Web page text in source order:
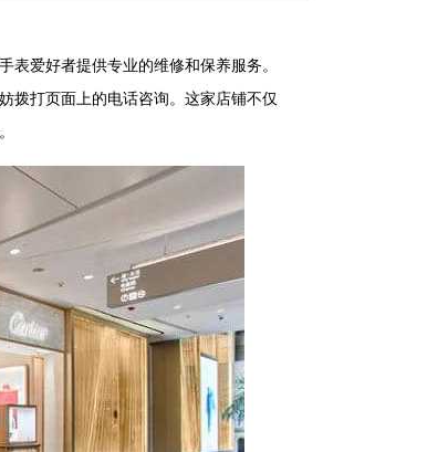
表爱好者提供专业的维修和保养服务。
拨打页面上的电话咨询。这家店铺不仅